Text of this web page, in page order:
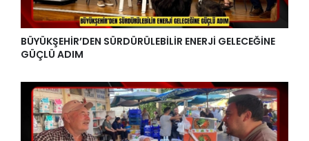
BÜYÜKŞEHİR’DEN SÜRDÜRÜLEBİLİR ENERJİ GELECEĞİNE
GÜÇLÜ ADIM